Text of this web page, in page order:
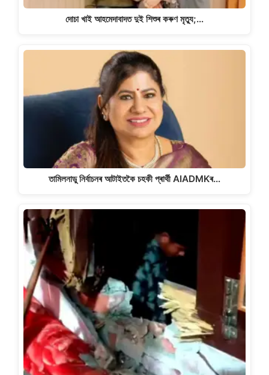
দোচা খাই আহমেদাবাদত দুই শিশুৰ কৰুণ মৃত্যু;…
তামিলনাডু নিৰ্বাচনৰ আটাইতকৈ চহকী প্ৰাৰ্থী AIADMKৰ…